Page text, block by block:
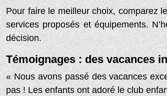
Pour faire le meilleur choix, comparez
services proposés et équipements.
décision.
Témoignages : des vacances
« Nous avons passé des vacances
pas ! Les enfants ont adoré le club